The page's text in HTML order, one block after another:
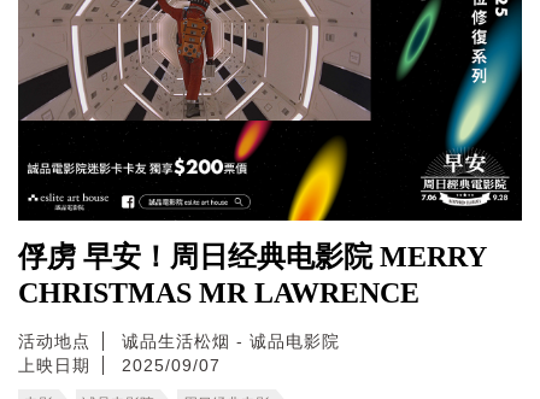
俘虏 早安！周日经典电影院 MERRY
CHRISTMAS MR LAWRENCE
活动地点
诚品生活松烟 - 诚品电影院
上映日期
2025/09/07